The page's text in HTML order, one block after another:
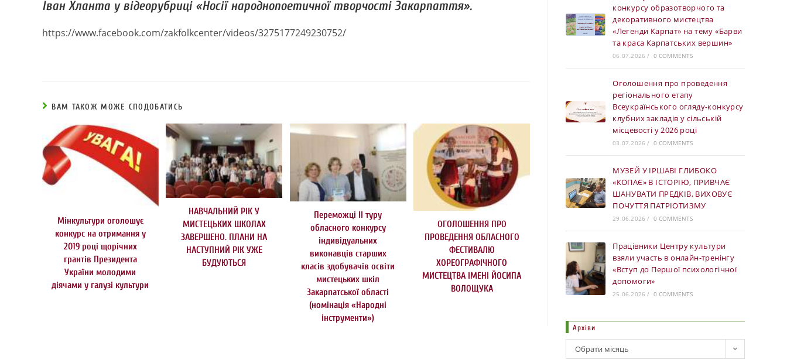
Іван Хланта у відеорубриці «Носії народнопоетичної творчості Закарпаття».
https://www.facebook.com/zakfolkcenter/videos/3275177249230752/
ВАМ ТАКОЖ МОЖЕ СПОДОБАТИСЬ
Мінкультури оголошує
конкурс на отримання у
2019 році щорічних
грантів Президента
України молодими
діячами у галузі культури
НАВЧАЛЬНИЙ РІК У
МИСТЕЦЬКИХ ШКОЛАХ
ЗАВЕРШЕНО. ПЛАНИ НА
НАСТУПНИЙ РІК УЖЕ
БУДУЮТЬСЯ
Переможці ІІ туру
обласного конкурсу
індивідуальних
виконавців старших
класів здобувачів освіти
мистецьких шкіл
Закарпатської області
(номінація «Народні
інструменти»)
ОГОЛОШЕННЯ ПРО
ПРОВЕДЕННЯ ОБЛАСНОГО
ФЕСТИВАЛЮ
ХОРЕОГРАФІЧНОГО
МИСТЕЦТВА ІМЕНІ ЙОСИПА
ВОЛОЩУКА
конкурсу образотворчого та
декоративного мистецтва
«Легенди Карпат» на тему «Барви
та краса Карпатських вершин»
06.07.2026 / 0 COMMENTS
Оголошення про проведення
регіонального етапу
Всеукраїнського огляду-конкурсу
клубних закладів у сільській
місцевості у 2026 році
03.07.2026 / 0 COMMENTS
МУЗЕЙ У ІРШАВІ ГЛИБОКО
«КОПАЄ» В ІСТОРІЮ, ПРИВЧАЄ
ШАНУВАТИ ПРЕДКІВ, ВИХОВУЄ
ПОЧУТТЯ ПАТРІОТИЗМУ
29.06.2026 / 0 COMMENTS
Працівники Центру культури
взяли участь в онлайн-тренінгу
«Вступ до Першої психологічної
допомоги»
25.06.2026 / 0 COMMENTS
Архіви
Обрати місяць